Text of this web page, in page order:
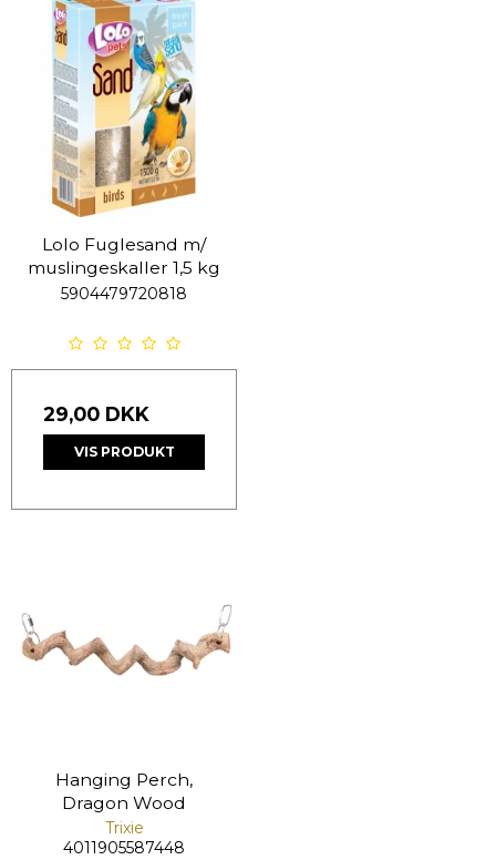
Lolo Fuglesand m/
muslingeskaller 1,5 kg
5904479720818
29,00 DKK
VIS PRODUKT
Hanging Perch,
Dragon Wood
Trixie
4011905587448